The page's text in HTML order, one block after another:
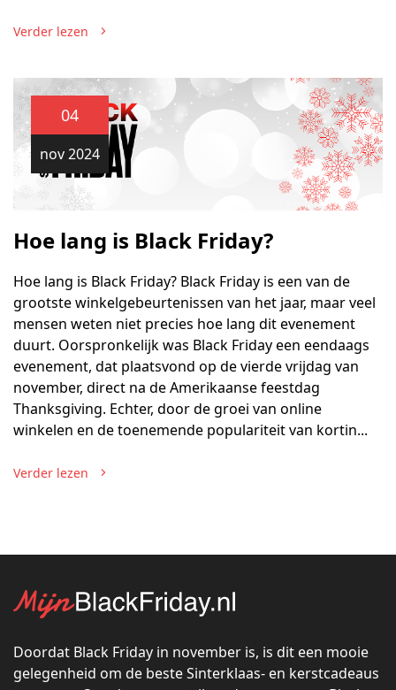
Verder lezen
04
nov 2024
Hoe lang is Black Friday?
Hoe lang is Black Friday? Black Friday is een van de
grootste winkelgebeurtenissen van het jaar, maar veel
mensen weten niet precies hoe lang dit evenement
duurt. Oorspronkelijk was Black Friday een eendaags
evenement, dat plaatsvond op de vierde vrijdag van
november, direct na de Amerikaanse feestdag
Thanksgiving. Echter, door de groei van online
winkelen en de toenemende populariteit van kortin...
Verder lezen
Doordat Black Friday in november is, is dit een mooie
gelegenheid om de beste Sinterklaas- en kerstcadeaus